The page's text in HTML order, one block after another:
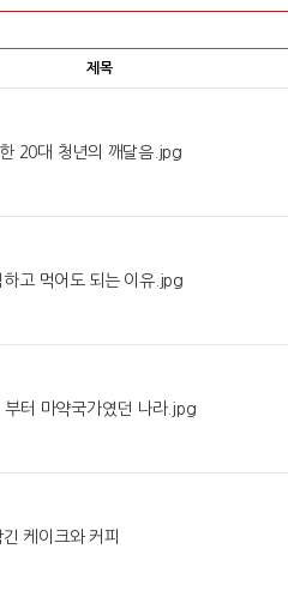
제목
20대 청년의 깨달음.jpg
고 먹어도 되는 이유.jpg
터 마약국가였던 나라.jpg
케이크와 커피